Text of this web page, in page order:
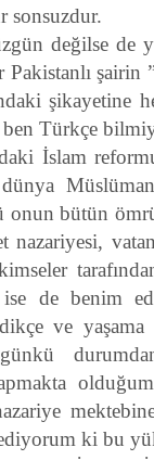
sonsuzdur.
değilse de
şairin
şikayetine
Türkçe
İslam
onun bütün
ise de benim
ve
ki bu